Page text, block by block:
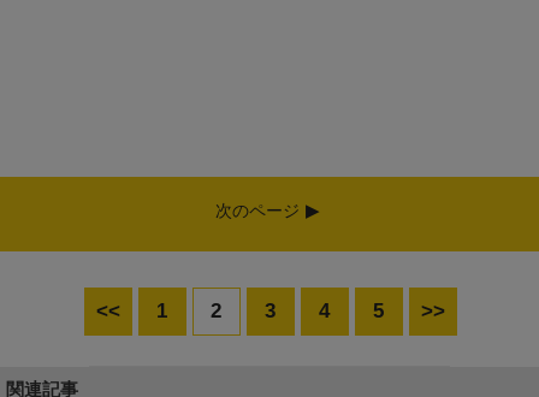
次のページ
<< 1 2 3 4 5 >>
関連記事